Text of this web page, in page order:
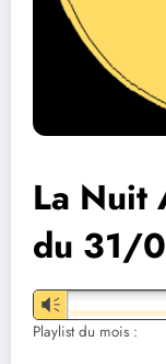
La Nuit
du 31/
Vm
Playlist du mois :